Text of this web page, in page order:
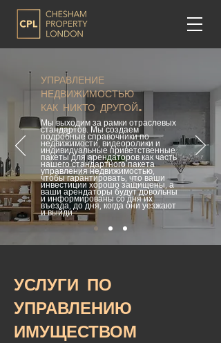
УПРАВЛЕНИЕ
НЕДВИЖИМОСТЬЮ
КАК НИКТО ДРУГОЙ.
Мы выходим за рамки отраслевых
стандартов. Мы создаем
подробные справочники по
недвижимости, видеоролики и
индивидуальные приветственные
пакеты для арендаторов как часть
нашего стандартного пакета
управления недвижимостью,
чтобы гарантировать, что ваши
инвестиции хорошо защищены, а
ваши арендаторы будут довольны
и информированы со дня их
въезда, до дня, когда они уезжают
и выйди
УСЛУГИ ПО
УПРАВЛЕНИЮ
ИМУЩЕСТВОМ